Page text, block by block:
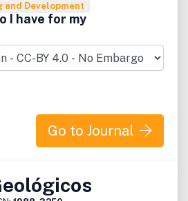
and Development
I have for my
Go to Journal